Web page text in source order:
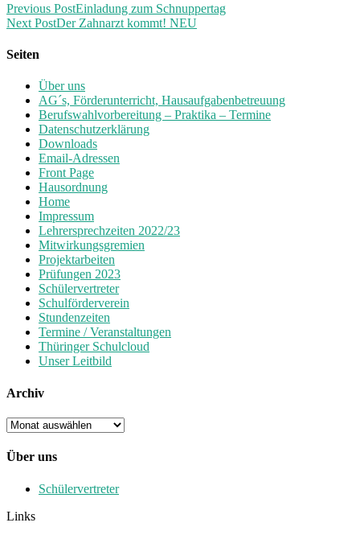
Previous PostEinladung zum Schnuppertag
Next PostDer Zahnarzt kommt! NEU
Seiten
Über uns
AG´s, Förderunterricht, Hausaufgabenbetreuung
Berufswahlvorbereitung – Praktika – Termine
Datenschutzerklärung
Downloads
Email-Adressen
Front Page
Hausordnung
Home
Impressum
Lehrersprechzeiten 2022/23
Mitwirkungsgremien
Projektarbeiten
Prüfungen 2023
Schülervertreter
Schulförderverein
Stundenzeiten
Termine / Veranstaltungen
Thüringer Schulcloud
Unser Leitbild
Archiv
Archiv
Über uns
Schülervertreter
Links